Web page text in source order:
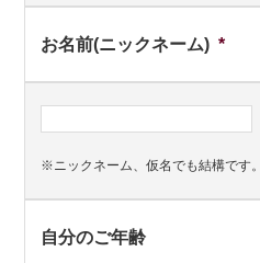
お名前(ニックネーム) *
※ニックネーム、仮名でも結構です。
自分のご年齢